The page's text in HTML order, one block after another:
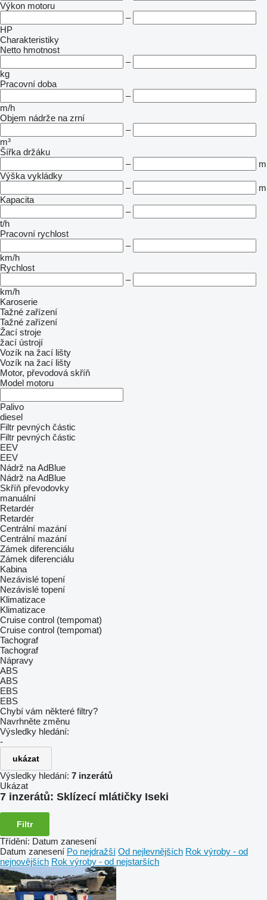
Výkon motoru
–
HP
Charakteristiky
Netto hmotnost
–
kg
Pracovní doba
–
m/h
Objem nádrže na zrní
–
m³
Šířka držáku
–
m
Výška vykládky
–
m
Kapacita
–
t/h
Pracovní rychlost
–
km/h
Rychlost
–
km/h
Karoserie
Tažné zařízení
Tažné zařízení
Žací stroje
žací ústrojí
Vozík na žací lišty
Vozík na žací lišty
Motor, převodová skříň
Model motoru
Palivo
diesel
Filtr pevných částic
Filtr pevných částic
EEV
EEV
Nádrž na AdBlue
Nádrž na AdBlue
Skříň převodovky
manuální
Retardér
Retardér
Centrální mazání
Centrální mazání
Zámek diferenciálu
Zámek diferenciálu
Kabina
Nezávislé topení
Nezávislé topení
Klimatizace
Klimatizace
Cruise control (tempomat)
Cruise control (tempomat)
Tachograf
Tachograf
Nápravy
ABS
ABS
EBS
EBS
Chybí vám některé filtry?
Navrhněte změnu
Výsledky hledání:
-
ukázat
Výsledky hledání: 7 inzerátů
Ukázat
7 inzerátů: Sklízecí mlátičky Iseki
Filtr
Třídění: Datum zanesení
Datum zanesení Po nejdražší Od nejlevnějších Rok výroby - od
nejnovějších Rok výroby - od nejstarších